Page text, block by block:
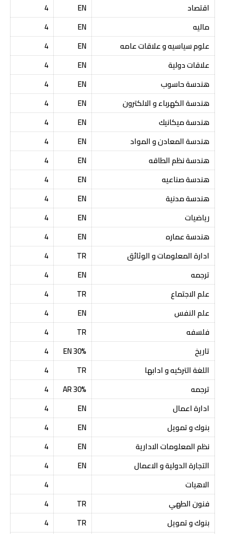
اقتصاد
EN
4
ماليه
EN
4
علوم سياسيه و علاقات عامه
EN
4
علاقات دولية
EN
4
هندسة حاسوب
EN
4
هندسة الكهرباء و الالكترون
EN
4
هندسة ميكانيك
EN
4
هندسة المعادن و المواد
EN
4
هندسة نظم الطاقه
EN
4
هندسة صناعيه
EN
4
هندسة مدنية
EN
4
رياضيات
EN
4
هندسة عماره
EN
4
ادارة المعلومات و الوثائق
TR
4
ترجمه
EN
4
علم الاجتماع
TR
4
علم النفس
EN
4
فلسفه
TR
4
تاريخ
30% EN
4
اللغة التركيه و ادابها
TR
4
ترجمه
30% AR
4
ادارة اعمال
EN
4
بنوك و تمويل
EN
4
نظم المعلومات الادارية
EN
4
التجارة الدولية و الاعمال
EN
4
الاهيات
4
فنون الطهي
TR
4
بنوك و تمويل
TR
4